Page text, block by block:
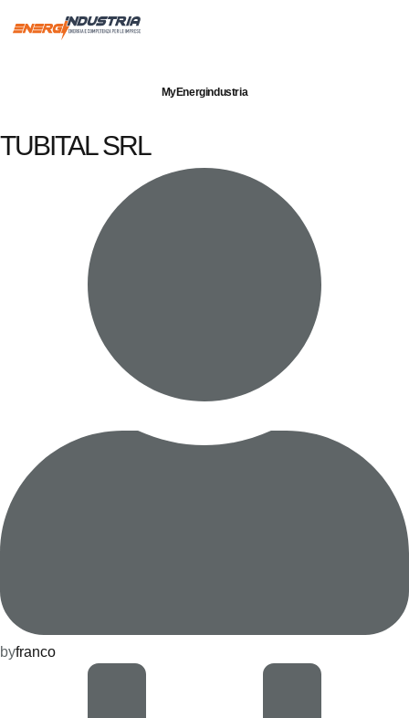
MyEnergindustria
TUBITAL SRL
byfranco